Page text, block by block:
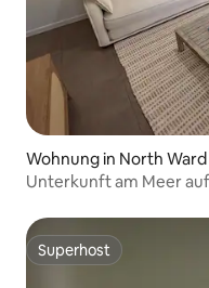
Wohnung in North Ward
Unterkunft am Meer
Superhost
Superhost